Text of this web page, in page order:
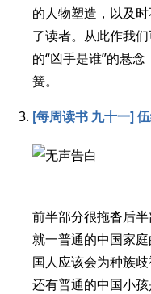
的人物塑造，以及
了读者。从此作我
的“凶手是谁”的悬
簧。
[每周读书 九十一]
前半部分很拖沓后
就一普通的中国家
国人应该会为种族
还有普通的中国小孩